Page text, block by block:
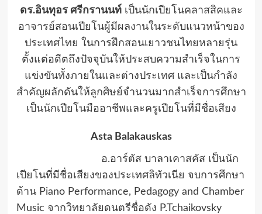
ดร.อินทุอร ศรีกรานนท์เป็นนักเปียโนคลาสสิคและ
อาจารย์สอนเปียโนผู้มีผลงานในระดับแนวหน้าของ
ประเทศไทย ในการฝึกสอนเยาวชนไทยหลายรุ่น
ตั้งแต่อดีตถึงปัจจุบันให้ประสบความสำเร็จในการ
แข่งขันทั้งภายในและต่างประเทศ และเป็นกำลัง
สำคัญผลักดันให้ลูกศิษย์จำนวนมากสำเร็จการศึกษา
เป็นนักเปียโนมืออาชีพและครูเปียโนที่มีชื่อเสียง
Asta Balakauskas
อ.อาร์ตัส บาลาเคาสคัส เป็นนัก
เปียโนที่มีชื่อเสียงของประเทศลิทัวเนีย จบการศึกษา
ด้าน Piano Performance, Pedagogy and Chamber
Music จากวิทยาลัยดนตรีชื่อดัง P.Tchaikovsky